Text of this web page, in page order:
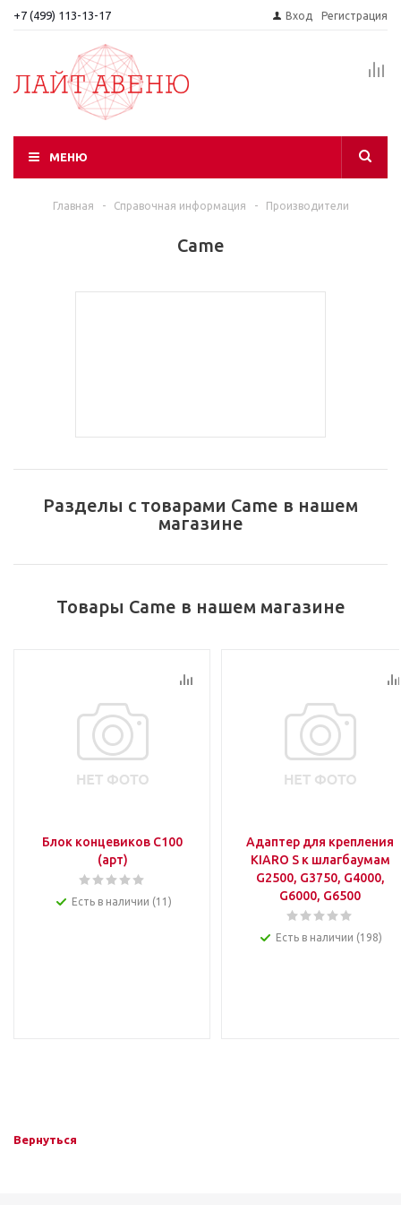
+7 (499) 113-13-17 Вход Регистрация
МЕНЮ
Главная - Справочная информация - Производители
Came
Разделы с товарами Came в нашем
магазине
Товары Came в нашем магазине
Блок концевиков C100
(арт)
Есть в наличии (11)
Адаптер для крепления
KIARO S к шлагбаумам
G2500, G3750, G4000,
G6000, G6500
Есть в наличии (198)
Вернуться